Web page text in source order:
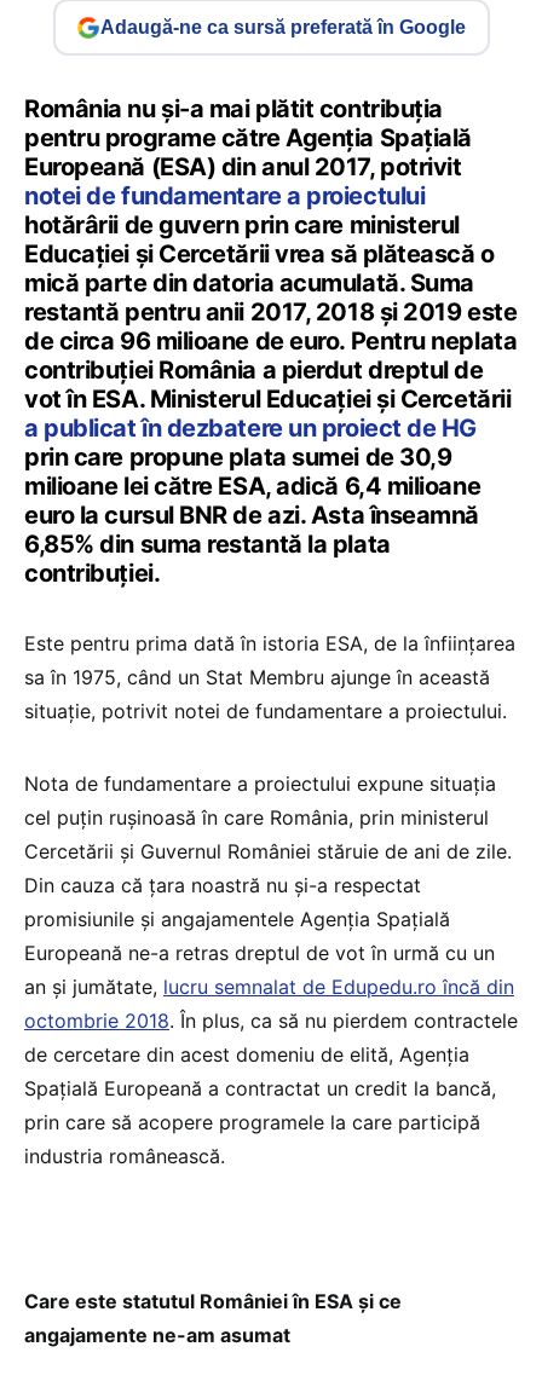
Adaugă-ne ca sursă preferată în Google
România nu și-a mai plătit contribuția
pentru programe către Agenția Spațială
Europeană (ESA) din anul 2017, potrivit
notei de fundamentare a proiectului
hotărârii de guvern prin care ministerul
Educației și Cercetării vrea să plătească o
mică parte din datoria acumulată. Suma
restantă pentru anii 2017, 2018 și 2019 este
de circa 96 milioane de euro. Pentru neplata
contribuţiei România a pierdut dreptul de
vot în ESA. Ministerul Educației și Cercetării
a publicat în dezbatere un proiect de HG
prin care propune plata sumei de 30,9
milioane lei către ESA, adică 6,4 milioane
euro la cursul BNR de azi. Asta înseamnă
6,85% din suma restantă la plata
contribuției.
Este pentru prima dată în istoria ESA, de la înființarea
sa în 1975, când un Stat Membru ajunge în această
situație, potrivit notei de fundamentare a proiectului.
Nota de fundamentare a proiectului expune situația
cel puțin rușinoasă în care România, prin ministerul
Cercetării și Guvernul României stăruie de ani de zile.
Din cauza că țara noastră nu și-a respectat
promisiunile și angajamentele Agenția Spațială
Europeană ne-a retras dreptul de vot în urmă cu un
an și jumătate, lucru semnalat de Edupedu.ro încă din
octombrie 2018. În plus, ca să nu pierdem contractele
de cercetare din acest domeniu de elită, Agenția
Spațială Europeană a contractat un credit la bancă,
prin care să acopere programele la care participă
industria românească.
Care este statutul României în ESA şi ce
angajamente ne-am asumat